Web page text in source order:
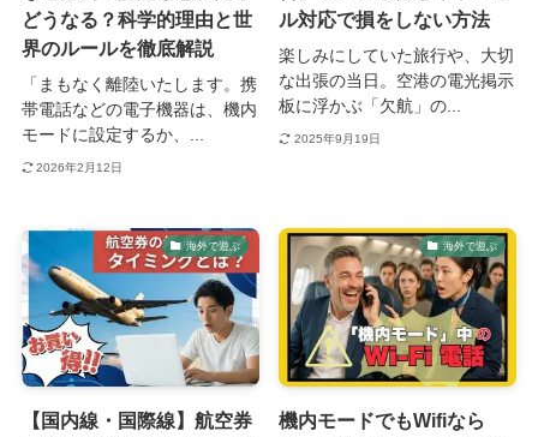
どうなる？科学的理由と世
界のルールを徹底解説
「まもなく離陸いたします。携
帯電話などの電子機器は、機内
モードに設定するか、...
2026年2月12日
ル対応で損をしない方法
楽しみにしていた旅行や、大切
な出張の当日。空港の電光掲示
板に浮かぶ「欠航」の...
2025年9月19日
海外で遊ぶ
【国内線・国際線】航空券
海外で遊ぶ
機内モードでもWifiなら